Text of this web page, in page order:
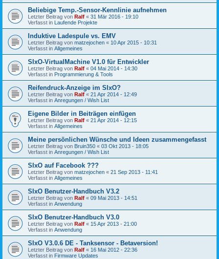
Beliebige Temp.-Sensor-Kennlinie aufnehmen
Letzter Beitrag von Ralf « 31 Mär 2016 - 19:10
Verfasst in Laufende Projekte
Induktive Ladespule vs. EMV
Letzter Beitrag von matzejochen « 10 Apr 2015 - 10:31
Verfasst in Allgemeines
SIxO-VirtualMachine V1.0 für Entwickler
Letzter Beitrag von Ralf « 04 Mai 2014 - 14:30
Verfasst in Programmierung & Tools
Reifendruck-Anzeige im SIxO?
Letzter Beitrag von Ralf « 21 Apr 2014 - 12:49
Verfasst in Anregungen / Wish List
Eigene Bilder in Beiträgen einfügen
Letzter Beitrag von Ralf « 21 Apr 2014 - 12:15
Verfasst in Allgemeines
Meine persönlichen Wünsche und Ideen zusammengefasst
Letzter Beitrag von Bruin350 « 03 Okt 2013 - 18:05
Verfasst in Anregungen / Wish List
SIxO auf Facebook ???
Letzter Beitrag von matzejochen « 21 Sep 2013 - 11:41
Verfasst in Allgemeines
SIxO Benutzer-Handbuch V3.2
Letzter Beitrag von Ralf « 09 Mai 2013 - 14:51
Verfasst in Anwendung
SIxO Benutzer-Handbuch V3.0
Letzter Beitrag von Ralf « 15 Apr 2013 - 21:00
Verfasst in Anwendung
SIxO V3.0.6 DE - Tanksensor - Betaversion!
Letzter Beitrag von Ralf « 16 Mai 2012 - 22:36
Verfasst in Firmware Updates